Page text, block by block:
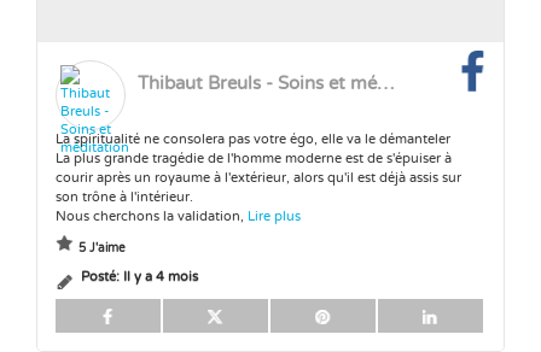
Thibaut Breuls - Soins et méditation
La spiritualité ne consolera pas votre égo, elle va le démanteler
La plus grande tragédie de l'homme moderne est de s'épuiser à
courir après un royaume à l'extérieur, alors qu'il est déjà assis sur
son trône à l'intérieur.
Nous cherchons la validation, Lire plus
5 J'aime
Posté: Il y a 4 mois